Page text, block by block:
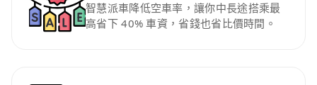
智慧派車降低空車率，讓你中長途搭乘最
高省下 40% 車資，省錢也省比價時間。